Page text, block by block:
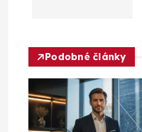
o
p
ř
Podobné články